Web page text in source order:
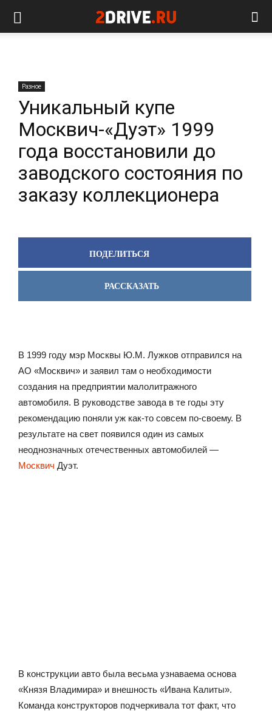
Разное
Уникальный купе
Москвич-«Дуэт» 1999
года восстановили до
заводского состояния по
заказу коллекционера
ПОДЕЛИТЬСЯ
РАССКАЗАТЬ
В 1999 году мэр Москвы Ю.М. Лужков отправился на
АО «Москвич» и заявил там о необходимости
создания на предприятии малолитражного
автомобиля. В руководстве завода в те годы эту
рекомендацию поняли уж как-то совсем по-своему. В
результате на свет появился один из самых
неоднозначных отечественных автомобилей —
Москвич Дуэт.
В конструкции авто была весьма узнаваема основа
«Князя Владимира» и внешность «Ивана Калиты».
Команда конструкторов подчеркивала тот факт, что